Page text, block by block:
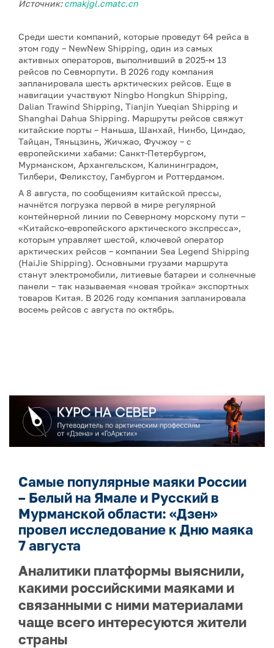
Источник:cmakjgl.cmatc.cn
Среди шести компаний, которые проведут 64 рейса в
этом году – NewNew Shipping, один из самых
активных операторов, выполнивший в 2025-м 13
рейсов по Севморпути. В 2026 году компания
запланировала шесть арктических рейсов. Еще в
навигации участвуют Ningbo Hongkun Shipping,
Dalian Trawind Shipping, Tianjin Yueqian Shipping и
Shanghai Dahua Shipping. Маршруты рейсов свяжут
китайские порты – Наньша, Шанхай, Нинбо, Циндао,
Тайцан, Тяньцзинь, Жичжао, Фучжоу – с
европейскими хабами: Санкт-Петербургом,
Мурманском, Архангельском, Калининградом,
Тилбери, Феликстоу, Гамбургом и Роттердамом.
А 8 августа, по сообщениям китайской прессы,
начнётся погрузка первой в мире регулярной
контейнерной линии по Северному морскому пути –
«Китайско-европейского арктического экспресса»,
которым управляет шестой, ключевой оператор
арктических рейсов – компании Sea Legend Shipping
(HaiJie Shipping). Основными грузами маршрута
станут электромобили, литиевые батареи и солнечные
панели – так называемая «новая тройка» экспортных
товаров Китая. В 2026 году компания запланировала
восемь рейсов с августа по октябрь.
Самые популярные маяки России
– Белый на Ямале и Русский в
Мурманской области: «Дзен»
провел исследование к Дню маяка
7 августа
Аналитики платформы выяснили,
какими российскими маяками и
связанными с ними материалами
чаще всего интересуются жители
страны